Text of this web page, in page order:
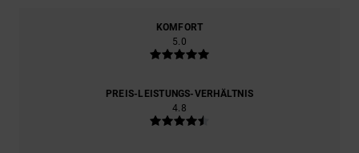
KOMFORT
5.0
PREIS-LEISTUNGS-VERHÄLTNIS
4.8